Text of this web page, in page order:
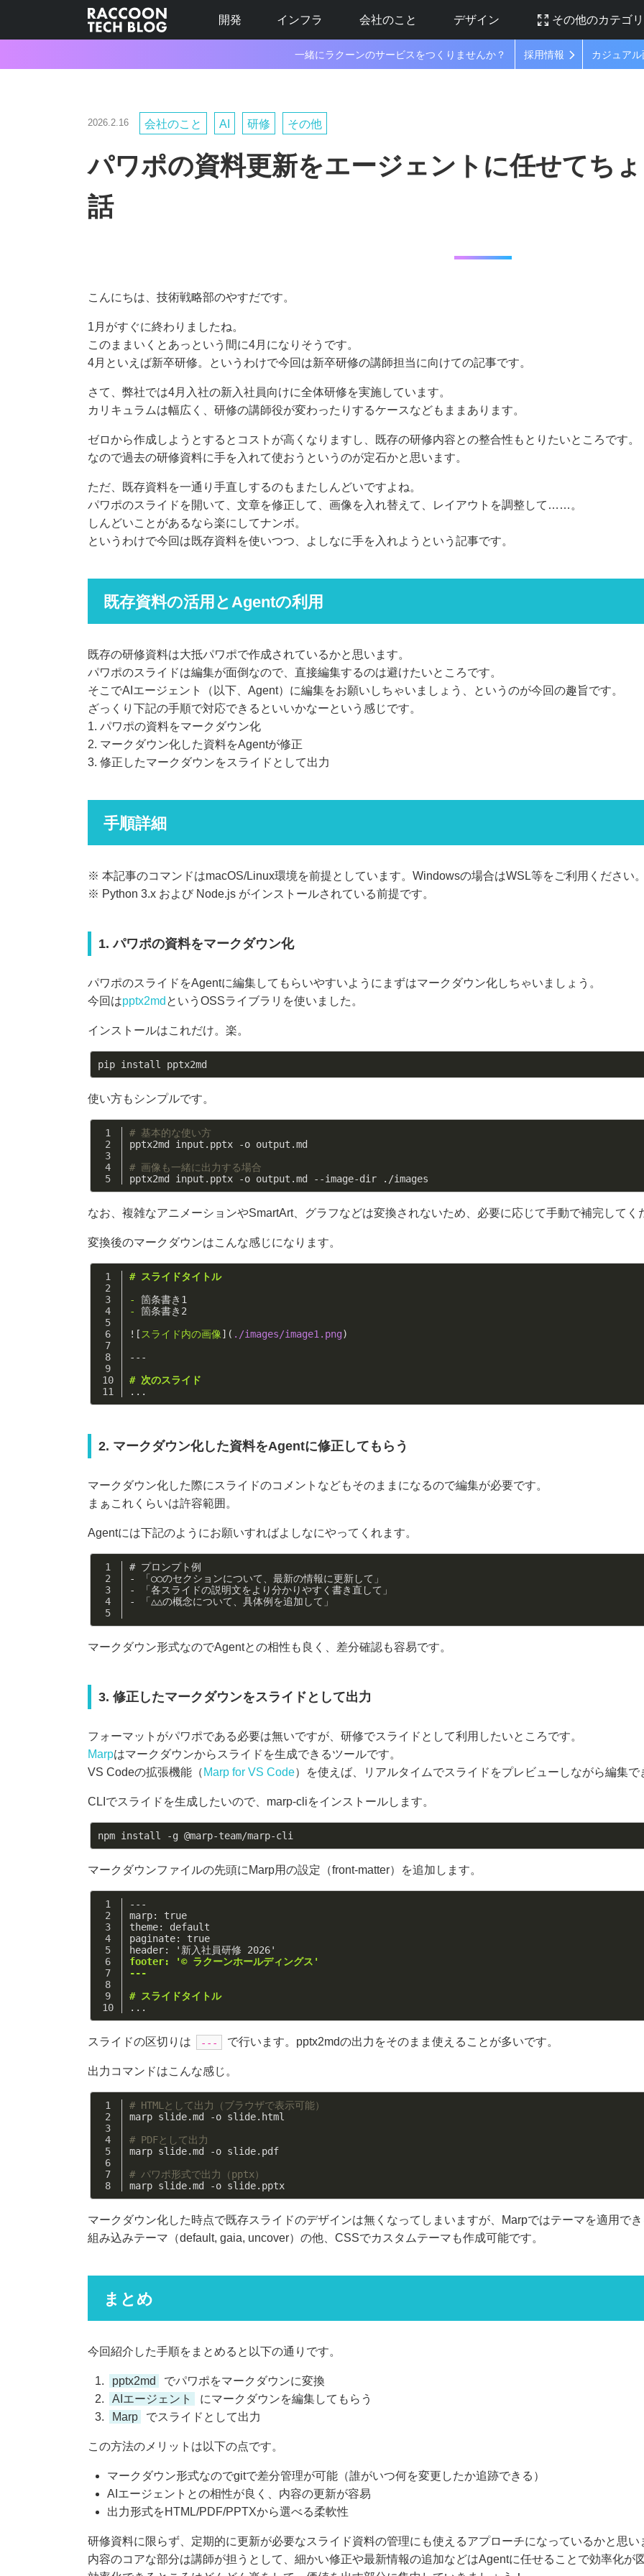
開発 インフラ 会社のこと デザイン その他のカテゴリ
一緒にラクーンのサービスをつくりませんか？ 採用情報 カジュアル
2026.2.16 会社のこと AI 研修 その他
パワポの資料更新をエージェントに任せてち
話
こんにちは、技術戦略部のやすだです。
1月がすぐに終わりましたね。
このままいくとあっという間に4月になりそうです。
4月といえば新卒研修。というわけで今回は新卒研修の講師担当に向けての記事です。
さて、弊社では4月入社の新入社員向けに全体研修を実施しています。
カリキュラムは幅広く、研修の講師役が変わったりするケースなどもままあります。
ゼロから作成しようとするとコストが高くなりますし、既存の研修内容との整合性もとりたいところです。
なので過去の研修資料に手を入れて使おうというのが定石かと思います。
ただ、既存資料を一通り手直しするのもまたしんどいですよね。
パワポのスライドを開いて、文章を修正して、画像を入れ替えて、レイアウトを調整して……。
しんどいことがあるなら楽にしてナンボ。
というわけで今回は既存資料を使いつつ、よしなに手を入れようという記事です。
既存資料の活用とAgentの利用
既存の研修資料は大抵パワポで作成されているかと思います。
パワポのスライドは編集が面倒なので、直接編集するのは避けたいところです。
そこでAIエージェント（以下、Agent）に編集をお願いしちゃいましょう、というのが今回の趣旨です。
ざっくり下記の手順で対応できるといいかなーという感じです。
1. パワポの資料をマークダウン化
2. マークダウン化した資料をAgentが修正
3. 修正したマークダウンをスライドとして出力
手順詳細
※ 本記事のコマンドはmacOS/Linux環境を前提としています。Windowsの場合はWSL等をご利用ください
※ Python 3.x および Node.js がインストールされている前提です。
1. パワポの資料をマークダウン化
パワポのスライドをAgentに編集してもらいやすいようにまずはマークダウン化しちゃいましょう。
今回はpptx2md というOSSライブラリを使いました。
インストールはこれだけ。楽。
使い方もシンプルです。
# 基本的な使い方
pptx2md input.pptx -o output.md
# 画像も一緒に出力する場合
pptx2md input.pptx -o output.md --image-dir ./images
なお、複雑なアニメーションやSmartArt、グラフなどは変換されないため、必要に応じて手動で補完してく
変換後のマークダウンはこんな感じになります。
# スライドタイトル
- 箇条書き1
- 箇条書き2
![ スライド内の画像]( ./images/image1.png)
---
# 次のスライド
...
2. マークダウン化した資料をAgentに修正してもらう
マークダウン化した際にスライドのコメントなどもそのままになるので編集が必要です。
まぁこれくらいは許容範囲。
Agentには下記のようにお願いすればよしなにやってくれます。
# プロンプト例
-
「○○のセクションについて、最新の情報に更新して」
-
「各スライドの説明文をより分かりやすく書き直して」
-
「△△の概念について、具体例を追加して」
マークダウン形式なのでAgentとの相性も良く、差分確認も容易です。
3. 修正したマークダウンをスライドとして出力
フォーマットがパワポである必要は無いですが、研修でスライドとして利用したいところです。
Marpはマークダウンからスライドを生成できるツールです。
VS Codeの拡張機能（ Marp for VS Code）を使えば、リアルタイムでスライドをプレビューしながら編集で
CLIでスライドを生成したいので、marp-cliをインストールします。
マークダウンファイルの先頭にMarp用の設定（front-matter）を追加します。
---
marp: true
theme: default
paginate: true
header: '新入社員研修 2026'
footer: '© ラクーンホールディングス'
---
# スライドタイトル
...
スライドの区切りは --- で行います。pptx2mdの出力をそのまま使えることが多いです。
出力コマンドはこんな感じ。
# HTMLとして出力（ブラウザで表示可能）
marp slide.md -o slide.html
# PDFとして出力
marp slide.md -o slide.pdf
# パワポ形式で出力（pptx）
marp slide.md -o slide.pptx
マークダウン化した時点で既存スライドのデザインは無くなってしまいますが、Marpではテーマを適用で
組み込みテーマ（default, gaia, uncover）の他、CSSでカスタムテーマも作成可能です。
まとめ
今回紹介した手順をまとめると以下の通りです。
pptx2md
でパワポをマークダウンに変換
AIエージェント
にマークダウンを編集してもらう
Marp
でスライドとして出力
この方法のメリットは以下の点です。
マークダウン形式なのでgitで差分管理が可能（誰がいつ何を変更したか追跡できる）
AIエージェントとの相性が良く、内容の更新が容易
出力形式をHTML/PDF/PPTXから選べる柔軟性
研修資料に限らず、定期的に更新が必要なスライド資料の管理にも使えるアプローチになっているかと思い
内容のコアな部分は講師が担うとして、細かい修正や最新情報の追加などはAgentに任せることで効率化が